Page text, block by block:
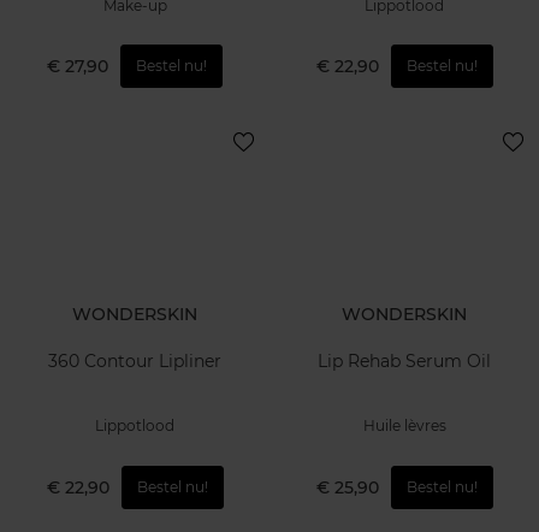
Make-up
€ 27,90 Bestel nu!
Lippotlood
€ 22,90 Bestel nu!
WONDERSKIN
360 Contour Lipliner
Lippotlood
€ 22,90 Bestel nu!
WONDERSKIN
Lip Rehab Serum Oil
Huile lèvres
€ 25,90 Bestel nu!